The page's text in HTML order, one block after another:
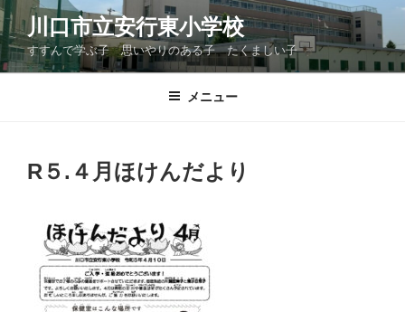
コ
ン
テ
ン
川口市立安行東小学校
すすんで学ぶ子 思いやりのある子 たくましい子
メニュー
R５.４月ほけんだより